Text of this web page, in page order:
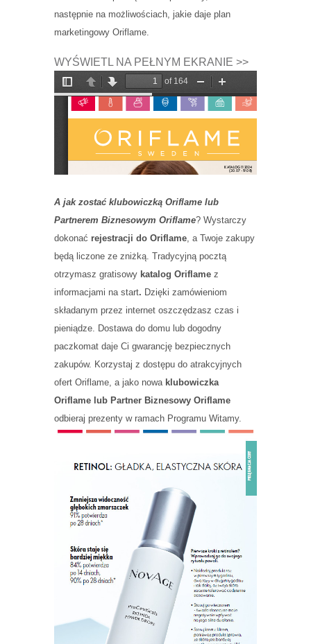
następnie na możliwościach, jakie daje plan
marketingowy Oriflame.
WYŚWIETL NA PEŁNYM EKRANIE >>
A jak zostać klubowiczką Oriflame lub
Partnerem Biznesowym Oriflame? Wystarczy
dokonać rejestracji do Oriflame , a Twoje zakupy
będą liczone ze zniżką. Tradycyjną pocztą
otrzymasz gratisowy katalog Oriflame z
informacjami na start. Dzięki zamówieniom
składanym przez internet oszczędzasz czas i
pieniądze. Dostawa do domu lub dogodny
paczkomat daje Ci gwarancję bezpiecznych
zakupów. Korzystaj z dostępu do atrakcyjnych
ofert Oriflame, a jako nowa klubowiczka
Oriflame lub Partner Biznesowy Oriflame
odbieraj prezenty w ramach Programu Witamy.